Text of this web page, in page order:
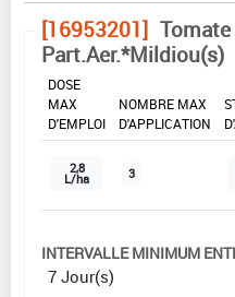
[16953201]
Part.Aer.*Mildiou(s)
DOSE
MAX
D'EMPLOI
NOMBRE MAX
D'APPLICATION
2,8
L/ha 3
INTERVALLE MINIMUM
7 Jour(s)